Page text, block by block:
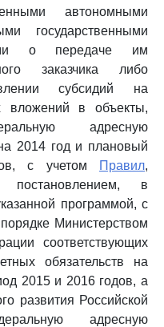
автономными
государственными
о передаче им
заказчика либо
субсидий на
вложений в объекты,
адресную
2014 год и плановый
с учетом
Правил,
постановлением, в
программой, с
Министерством
соответствующих
обязательств на
2015 и 2016 годов, а
развития Российской
адресную